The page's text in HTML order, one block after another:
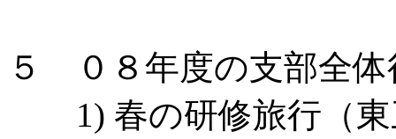
５ ０８年度の支部全
1) 春の研修旅行（東